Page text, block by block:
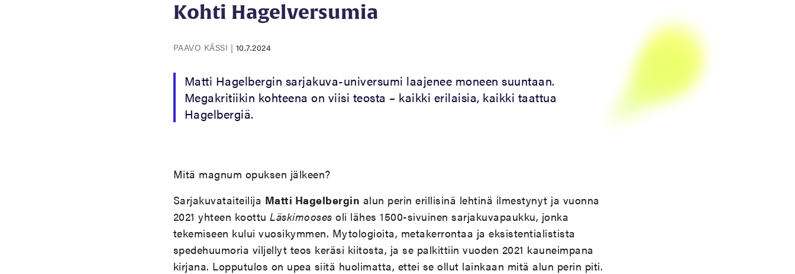
Kohti Hagelversumia
PAAVO KÄSSI | 10.7.2024
Matti Hagelbergin sarjakuva-universumi laajenee moneen suuntaan.
Megakritiikin kohteena on viisi teosta – kaikki erilaisia, kaikki taattua
Hagelbergiä.
Mitä magnum opuksen jälkeen?
Sarjakuvataiteilija Matti Hagelbergin alun perin erillisinä lehtinä ilmestynyt ja vuonna
2021 yhteen koottu Läskimooses oli lähes 1500-sivuinen sarjakuvapaukku, jonka
tekemiseen kului vuosikymmen. Mytologioita, metakerrontaa ja eksistentialistista
spedehuumoria viljellyt teos keräsi kiitosta, ja se palkittiin vuoden 2021 kauneimpana
kirjana. Lopputulos on upea siitä huolimatta, ettei se ollut lainkaan mitä alun perin piti.